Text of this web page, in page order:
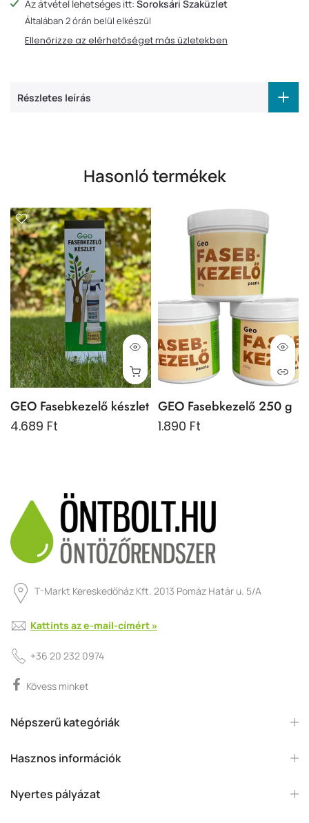
Az átvétel lehetséges itt: Soroksári Szaküzlet
Általában 2 órán belül elkészül
Ellenőrizze az elérhetőséget más üzletekben
Részletes leírás
Hasonló termékek
GEO Fasebkezelő készlet
4.689 Ft
GEO Fasebkezelő 250 g
1.890 Ft
T-Markt Kereskedőház Kft. 2013 Pomáz Határ u. 5/A
Kattints az e-mail-címért »
+36 20 232 0974
Kövess minket
Népszerű kategóriák
Hasznos információk
Nyertes pályázat